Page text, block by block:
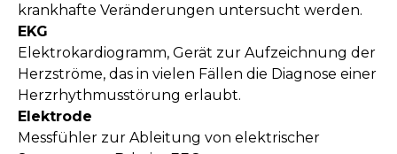
krankhafte Veränderungen untersucht werden.
EKG
Elektrokardiogramm, Gerät zur Aufzeichnung der
Herzströme, das in vielen Fällen die Diagnose einer
Herzrhythmusstörung erlaubt.
Elektrode
Messfühler zur Ableitung von elektrischer